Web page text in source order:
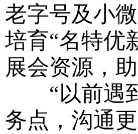
老字号及小
培育“名特优
展会资源，
“以前遇到
务点，沟通